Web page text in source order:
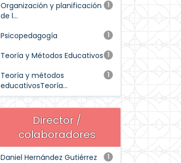
1
Organización y planificación
de l...
1
Psicopedagogía
1
Teoría y Métodos Educativos
1
Teoría y métodos
educativosTeoría...
Director /
colaboradores
1
Daniel Hernández Gutiérrez